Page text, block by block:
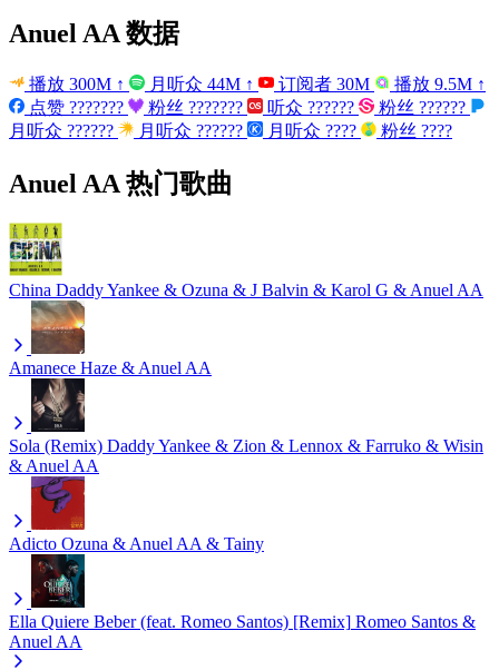
Anuel AA 数据
播放 300M ↑ 月听众 44M ↑ 订阅者 30M 播放 9.5M ↑
点赞 ??????? 粉丝 ??????? 听众 ?????? 粉丝 ??????
月听众 ?????? 月听众 ?????? 月听众 ???? 粉丝 ????
Anuel AA 热门歌曲
China Daddy Yankee & Ozuna & J Balvin & Karol G & Anuel AA
Amanece Haze & Anuel AA
Sola (Remix) Daddy Yankee & Zion & Lennox & Farruko & Wisin
& Anuel AA
Adicto Ozuna & Anuel AA & Tainy
Ella Quiere Beber (feat. Romeo Santos) [Remix] Romeo Santos &
Anuel AA